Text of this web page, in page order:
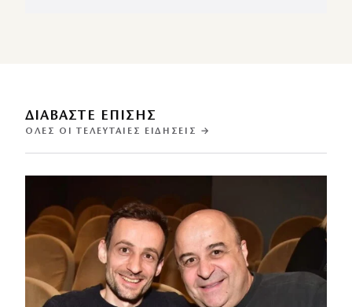
ΔΙΑΒΑΣΤΕ ΕΠΙΣΗΣ
ΌΛΕΣ ΟΙ ΤΕΛΕΥΤΑΊΕΣ ΕΙΔΉΣΕΙΣ →